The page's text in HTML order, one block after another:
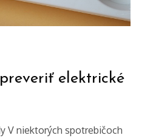
elektrické
V niektorých spotrebičoch